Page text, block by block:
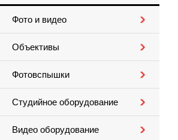
Фото и видео
Объективы
Фотовспышки
Студийное оборудование
Видео оборудование